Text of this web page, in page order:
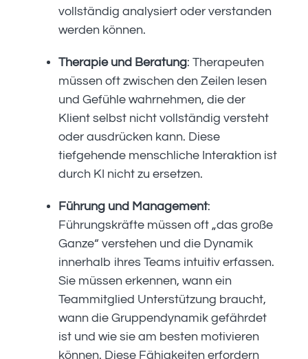
vollständig analysiert oder verstanden
werden können.
Therapie und Beratung: Therapeuten
müssen oft zwischen den Zeilen lesen
und Gefühle wahrnehmen, die der
Klient selbst nicht vollständig versteht
oder ausdrücken kann. Diese
tiefgehende menschliche Interaktion ist
durch KI nicht zu ersetzen.
Führung und Management:
Führungskräfte müssen oft „das große
Ganze“ verstehen und die Dynamik
innerhalb ihres Teams intuitiv erfassen.
Sie müssen erkennen, wann ein
Teammitglied Unterstützung braucht,
wann die Gruppendynamik gefährdet
ist und wie sie am besten motivieren
können. Diese Fähigkeiten erfordern